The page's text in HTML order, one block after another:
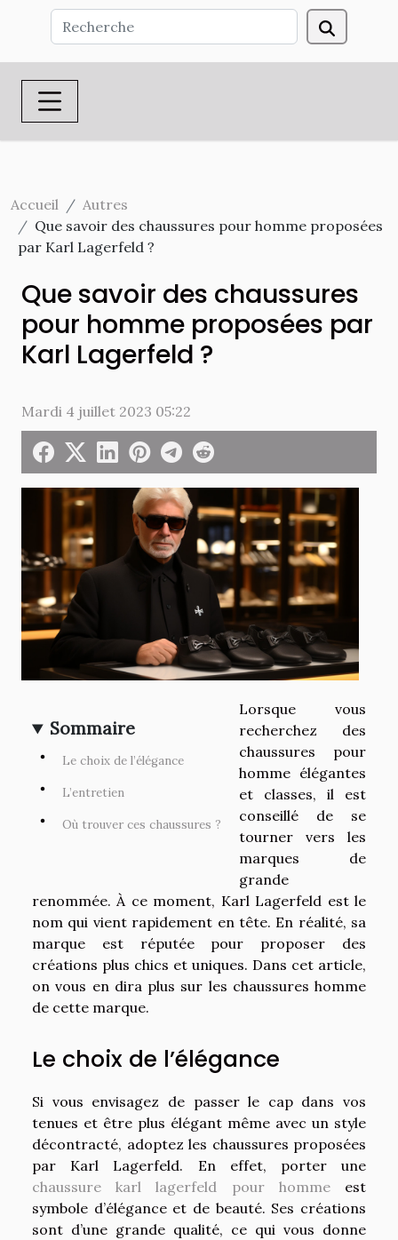
Accueil
Autres
Que savoir des chaussures pour homme proposées
par Karl Lagerfeld ?
Que savoir des chaussures
pour homme proposées par
Karl Lagerfeld ?
Mardi 4 juillet 2023 05:22
Sommaire
Le choix de l’élégance
L’entretien
Où trouver ces chaussures ?
Lorsque vous
recherchez des
chaussures pour
homme élégantes
et classes, il est
conseillé de se
tourner vers les
marques de
grande
renommée. À ce moment, Karl Lagerfeld est le
nom qui vient rapidement en tête. En réalité, sa
marque est réputée pour proposer des
créations plus chics et uniques. Dans cet article,
on vous en dira plus sur les chaussures homme
de cette marque.
Le choix de l’élégance
Si vous envisagez de passer le cap dans vos
tenues et être plus élégant même avec un style
décontracté, adoptez les chaussures proposées
par Karl Lagerfeld. En effet, porter une
chaussure karl lagerfeld pour hommeest
symbole d’élégance et de beauté. Ses créations
sont d’une grande qualité, ce qui vous donne